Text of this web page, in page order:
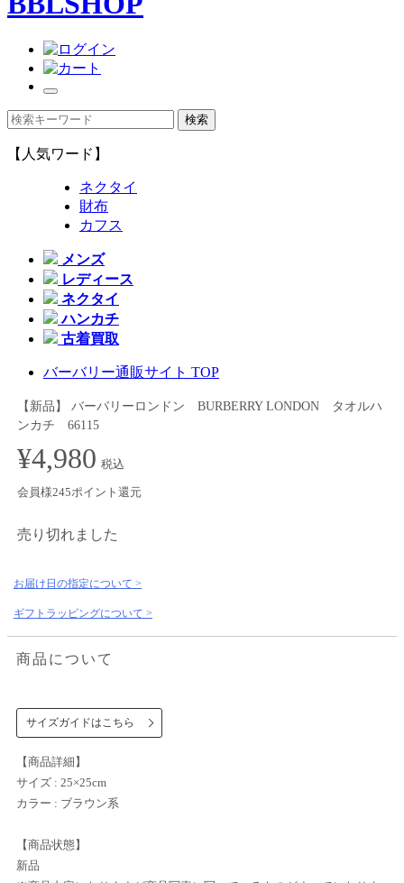
【人気ワード】
ネクタイ
財布
カフス
メンズ
レディース
ネクタイ
ハンカチ
古着買取
バーバリー通販サイト TOP
【新品】 バーバリーロンドン BURBERRY LONDON タオルハ
ンカチ 66115
¥4,980 税込
会員様245ポイント還元
売り切れました
お届け日の指定について >
ギフトラッピングについて >
商品について
サイズガイドはこちら
【商品詳細】
サイズ : 25×25cm
カラー : ブラウン系
【商品状態】
新品